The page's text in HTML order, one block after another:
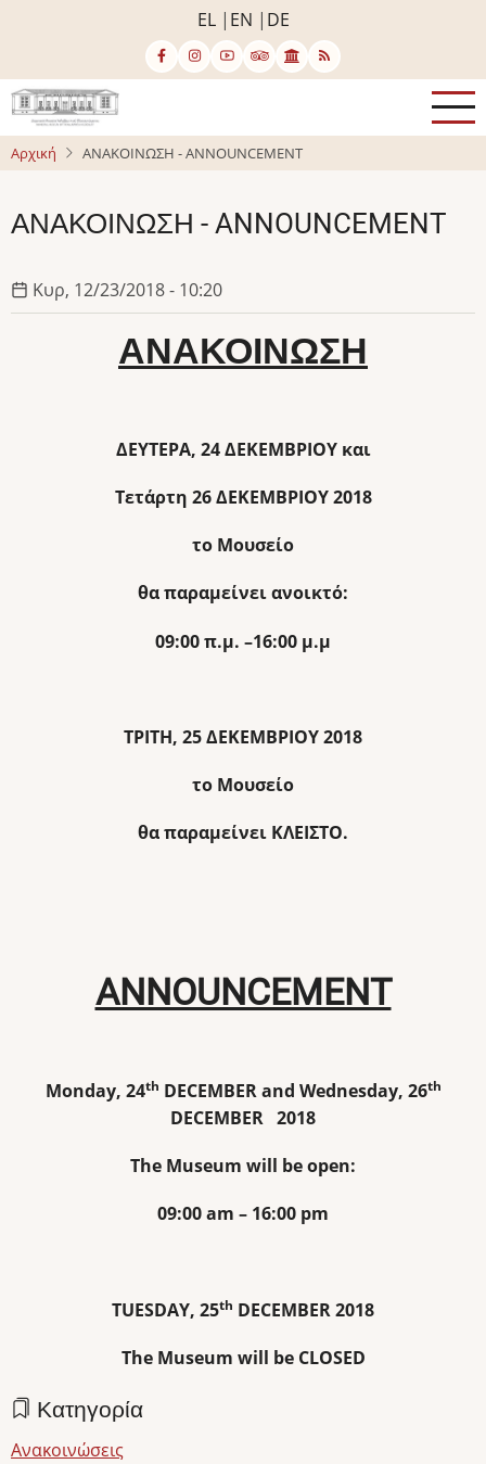
κυρίως
περιεχόμενο
EL EN DE
Αρχική ΑΝΑΚΟΙΝΩΣΗ - ANNOUNCEMENT
ΑΝΑΚΟΙΝΩΣΗ - ANNOUNCEMENT
Κυρ, 12/23/2018 - 10:20
ΑΝΑΚΟΙΝΩΣΗ
ΔΕΥΤΕΡΑ, 24 ΔΕΚΕΜΒΡΙΟΥ και
Τετάρτη 26 ΔΕΚΕΜΒΡΙΟΥ 2018
το Μουσείο
θα παραμείνει ανοικτό:
09:00 π.μ. –16:00 μ.μ
ΤΡΙΤΗ, 25 ΔΕΚΕΜΒΡΙΟΥ 2018
το Μουσείο
θα παραμείνει ΚΛΕΙΣΤΟ.
ANNOUNCEMENT
Monday, 24th DECEMBER and Wednesday, 26th
DECEMBER 2018
The Museum will be open:
09:00 am – 16:00 pm
TUESDAY, 25th DECEMBER 2018
The Museum will be CLOSED
Κατηγορία
Ανακοινώσεις